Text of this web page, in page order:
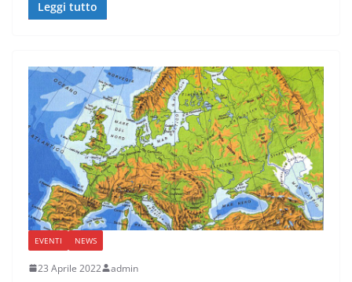
Leggi tutto
EVENTI NEWS
23 Aprile 2022 admin